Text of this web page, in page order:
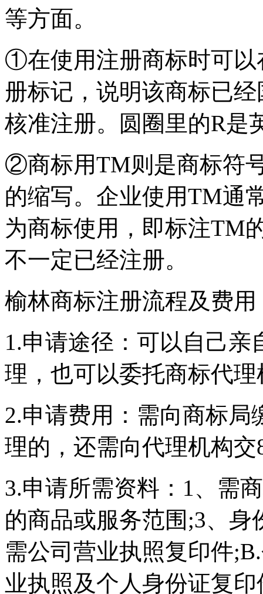
等方面。
①在使用注册商标时可以
册标记，说明该商标已
核准注册。圆圈里的R是
②商标用TM则是商标符
的缩写。企业使用TM通
为商标使用，即标注TM
不一定已经注册。
榆林商标注册流程及费用
1.申请途径：可以自己
理，也可以委托商标代
2.申请费用：需向商标局
理的，还需向代理机构
3.申请所需资料：1、需
的商品或服务范围;3、
需公司营业执照复印件
业执照及个人身份证复印